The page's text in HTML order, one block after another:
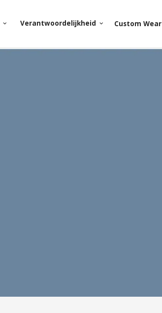
keyboard_arrow_down Verantwoordelijkheid keyboard_arrow_down Custom Wear